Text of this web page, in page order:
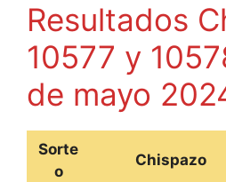
Resultados
10577 y
de mayo
Sorte
o
Chispazo